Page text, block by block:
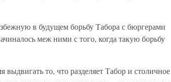
в будущем борьбу Табора с бюргерами
меж ними с того, когда такую борьбу
то, что разделяет Табор и столичное